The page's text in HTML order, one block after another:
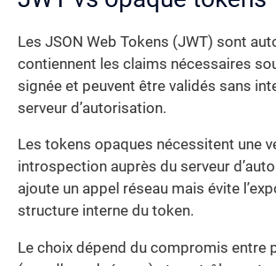
Les JSON Web Tokens (JWT) sont
contiennent les claims nécessaires
signée et peuvent être validés sans
serveur d’autorisation.
Les tokens opaques nécessitent une
introspection auprès du serveur
ajoute un appel réseau mais évite
structure interne du token.
Le choix dépend du compromis entre